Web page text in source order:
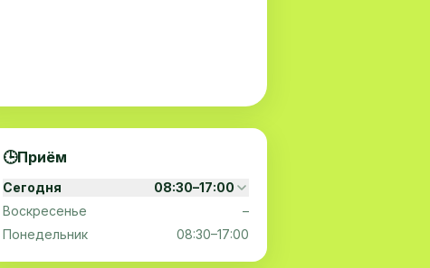
🕒Приём
Сегодня
08:30–17:00
Воскресенье
–
Понедельник
08:30–17:00